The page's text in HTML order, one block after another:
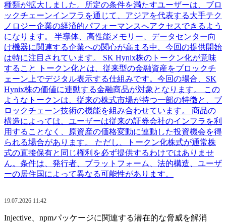
種類が拡大しました。所定の条件を満たすユーザーは、ブロ
ックチェーンインフラを通じて、アジアを代表する大手テク
ノロジー企業の経済的パフォーマンスへアクセスできるよう
になります。 半導体、高性能メモリー、データセンター向
け機器に関連する企業への関心が高まる中、今回の提供開始
は特に注目されています。 SK Hynix株のトークン化が意味
すること トークン化とは、従来型の金融資産をブロックチ
ェーン上でデジタル表示する仕組みです。今回の場合、SK
Hynix株の価値に連動する金融商品が対象となります。 この
ようなトークンは、従来の株式市場が持つ一部の特徴と、ブ
ロックチェーン技術の機能を組み合わせています。 商品の
構造によっては、ユーザーは従来の証券会社のインフラを利
用することなく、原資産の価格変動に連動した投資機会を得
られる場合があります。 ただし、トークン化株式が通常株
式の直接保有と同じ権利を必ず提供するわけではありませ
ん。条件は、発行者、プラットフォーム、法的構造、ユーザ
ーの居住国によって異なる可能性があります。
19.07.2026 11:42
Injective、npmパッケージに関連する潜在的な脅威を解消